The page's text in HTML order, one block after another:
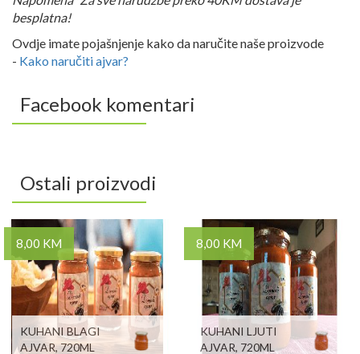
besplatna!
Ovdje imate pojašnjenje kako da naručite naše proizvode
- Kako naručiti ajvar?
Facebook komentari
Ostali proizvodi
8,00 KM
KUHANI BLAGI
AJVAR, 720ML
8,00 KM
KUHANI LJUTI
AJVAR, 720ML